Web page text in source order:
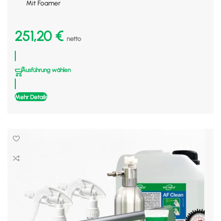
Mit Foamer
251,20 € netto
Ausführung wählen
Mehr Details